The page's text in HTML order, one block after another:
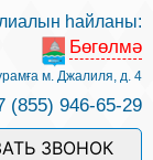
һайланы:
Бөгөлмә
м. Джалиля, д. 4
(855) 946-65-29
ЗВОНОК